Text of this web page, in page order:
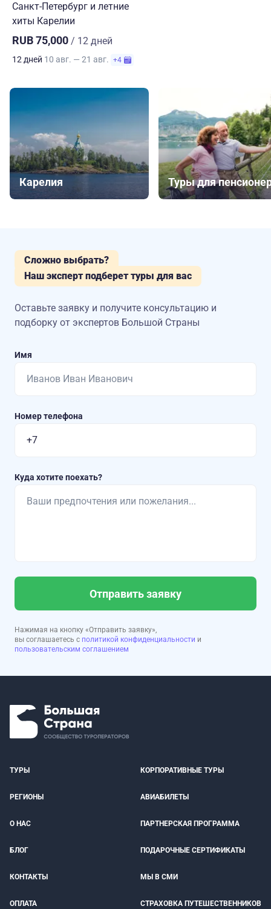
Санкт-Петербург и летние
хиты Карелии
RUB 75,000 / 12 дней
12 дней 10 авг. — 21 авг. +4
Карелия Туры для
Сложно выбрать?
Наш эксперт подберет туры для вас
Оставьте заявку и получите консультацию и
подборку от экспертов Большой Страны
Имя
Номер телефона
Куда хотите поехать?
Отправить заявку
Нажимая на кнопку «Отправить заявку»,
вы соглашаетесь с политикой конфиденциальности и
пользовательским соглашением
ТУРЫ КОРПОРАТИВНЫЕ ТУРЫ
РЕГИОНЫ АВИАБИЛЕТЫ
О НАС ПАРТНЕРСКАЯ ПРОГРАММА
БЛОГ ПОДАРОЧНЫЕ СЕРТИФИКАТЫ
КОНТАКТЫ МЫ В СМИ
ОПЛАТА СТРАХОВКА ПУТЕШЕСТВЕННИКОВ